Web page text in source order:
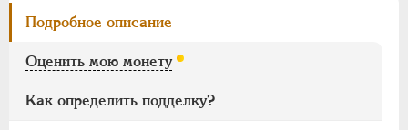
Семёнов: 234-2300 (R1)
ГМ
Подробное описание
Оценить мою монету
Как определить подделку?
АЛЕКСАНДР II
АЛЕКСАНДР III
НИКОЛАЙ II 1894-1917
ИНОСТРАННЫЕ
1768-1918